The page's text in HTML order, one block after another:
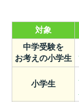
対象
中学受験を
お考えの小学生
小学生